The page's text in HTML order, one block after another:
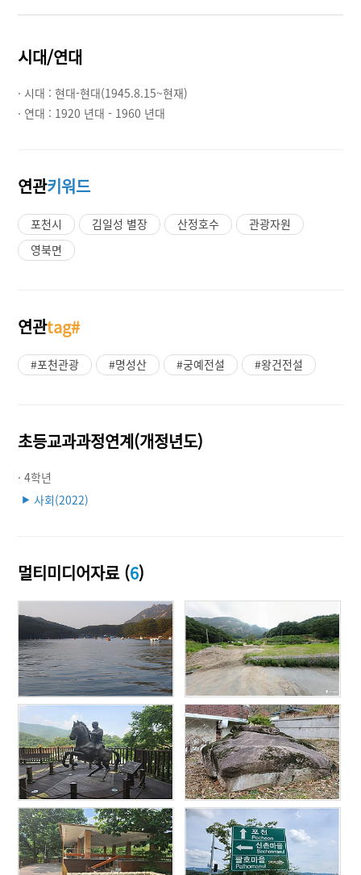
시대/연대
· 시대 :현대-현대(1945.8.15~현재)
· 연대 : 1920 년대 - 1960 년대
연관키워드
포천시 김일성 별장 산정호수
관광자원
영북면
연관tag#
#포천관광 #명성산 #궁예전설 #왕건전설
초등교과과정연계(개정년도)
· 4학년
▶ 사회(2022)
멀티미디어자료 (6)